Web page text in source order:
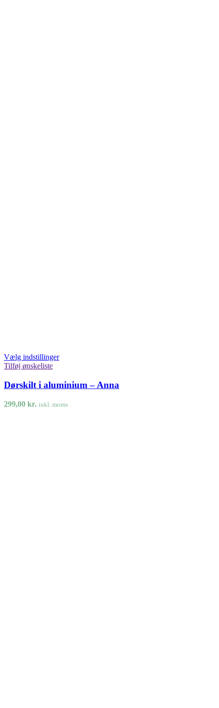
Vælg indstillinger
Tilføj ønskeliste
Dørskilt i aluminium – Anna
299,00 kr. inkl. moms